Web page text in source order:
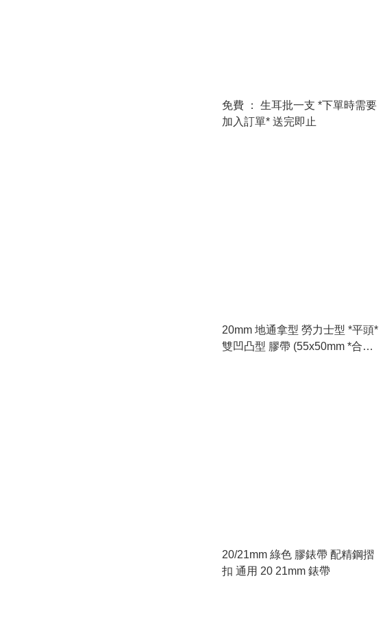
免費 ： 生耳批一支 *下單時需要
加入訂單* 送完即止
20mm 地通拿型 勞力士型 *平頭*
雙凹凸型 膠帶 (55x50mm *合女
20/21mm 綠色 膠錶帶 配精鋼摺
扣 通用 20 21mm 錶帶